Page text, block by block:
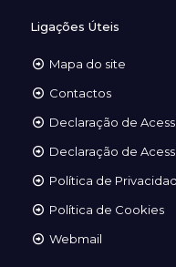
Ligações Úteis
Mapa do site
Contactos
Declaração de
Declaração de
Política de
Política de Cookies
Webmail